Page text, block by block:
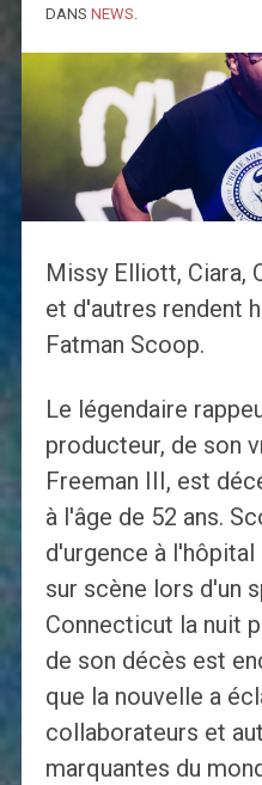
DANS NEWS
Missy Elliott, Ciara,
et d'autres rendent
Fatman Scoop.
Le légendaire
producteur, de son
Freeman III, est
à l'âge de 52 ans.
d'urgence à
sur scène lors d'un
Connecticut la nuit
de son décès est
que la nouvelle a
collaborateurs et
marquantes du